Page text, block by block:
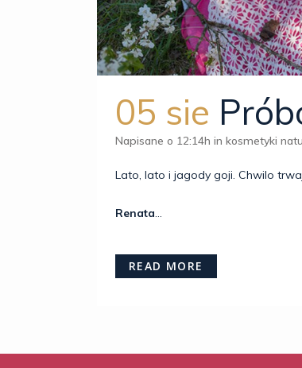
05 sie
Napisane o 12:14h in kosmetyki
Lato, lato i jagody goji. Chwilo
Renata...
READ MORE